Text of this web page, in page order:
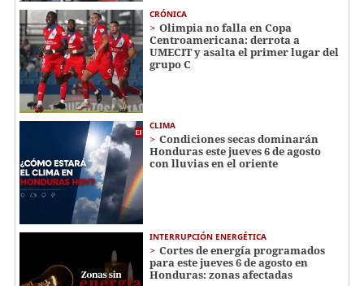
CRÓNICA
Olimpia no falla en Copa
Centroamericana: derrota a
UMECIT y asalta el primer lugar del
grupo C
CLIMA
Condiciones secas dominarán
Honduras este jueves 6 de agosto
con lluvias en el oriente
INTERRUPCIÓN ENERGÉTICA
Cortes de energía programados
para este jueves 6 de agosto en
Honduras: zonas afectadas